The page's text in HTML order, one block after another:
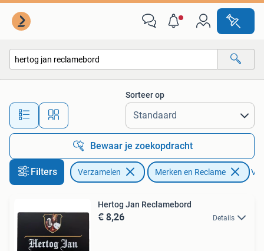
Alle afstanden…
Sorteer op
Bewaar je zoekopdracht
Filters Verzamelen Merken en Reclame
Hertog Jan Reclamebord
€ 8,26 Details